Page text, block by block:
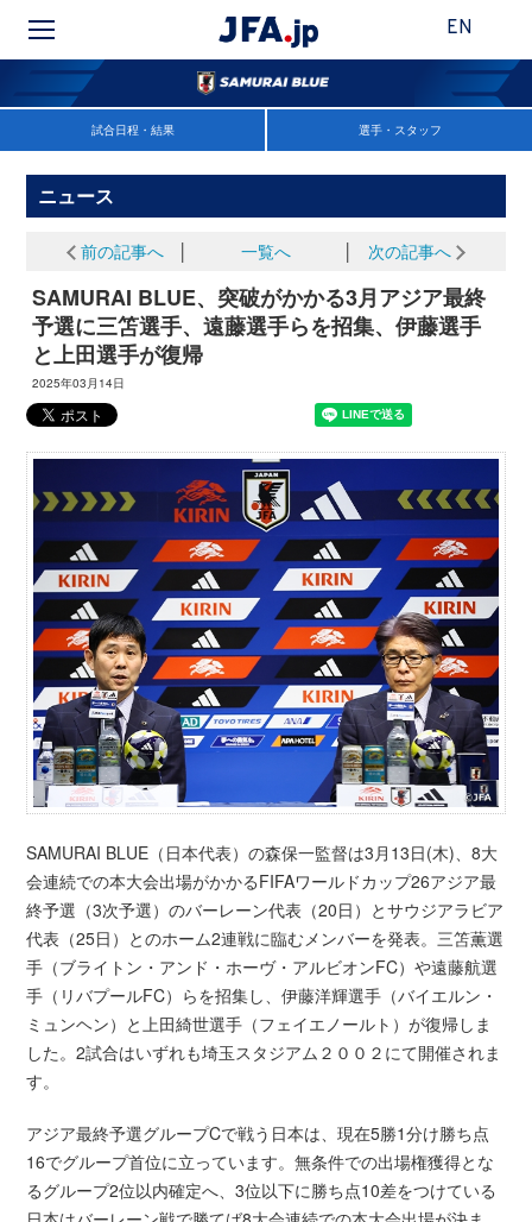
EN
試合日程・結果 選手・スタッフ
ニュース
前の記事へ 一覧へ 次の記事へ
SAMURAI BLUE、突破がかかる3月アジア最終
予選に三笘選手、遠藤選手らを招集、伊藤選手
と上田選手が復帰
2025年03月14日
SAMURAI BLUE（日本代表）の森保一監督は3月13日(木)、8大
会連続での本大会出場がかかるFIFAワールドカップ26アジア最
終予選（3次予選）のバーレーン代表（20日）とサウジアラビア
代表（25日）とのホーム2連戦に臨むメンバーを発表。三笘薫選
手（ブライトン・アンド・ホーヴ・アルビオンFC）や遠藤航選
手（リバプールFC）らを招集し、伊藤洋輝選手（バイエルン・
ミュンヘン）と上田綺世選手（フェイエノールト）が復帰しま
した。2試合はいずれも埼玉スタジアム２００２にて開催されま
す。
アジア最終予選グループCで戦う日本は、現在5勝1分け勝ち点
16でグループ首位に立っています。無条件での出場権獲得とな
るグループ2位以内確定へ、3位以下に勝ち点10差をつけている